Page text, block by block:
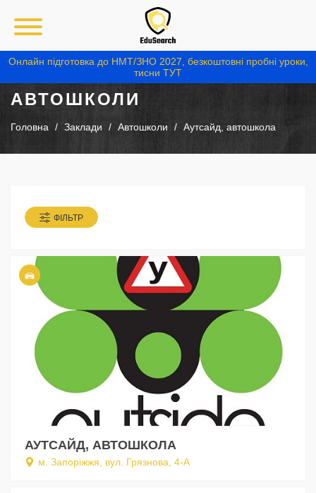
Онлайн підготовка до НМТ/ЗНО 2027, безкоштовні пробні уроки,
тисни ТУТ
АВТОШКОЛИ
Головна Заклади Автошколи Аутсайд, автошкола
ФІЛЬТР
АУТСАЙД, АВТОШКОЛА
м. Запоріжжя, вул. Грязнова, 4-А